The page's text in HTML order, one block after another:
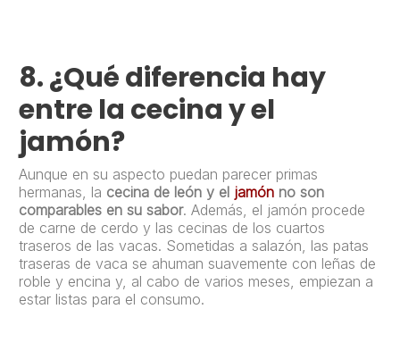
8. ¿Qué diferencia hay
entre la cecina y el
jamón?
Aunque en su aspecto puedan parecer primas
hermanas, la cecina de león y el jamón no son
comparables en su sabor. Además, el jamón procede
de carne de cerdo y las cecinas de los cuartos
traseros de las vacas. Sometidas a salazón, las patas
traseras de vaca se ahuman suavemente con leñas de
roble y encina y, al cabo de varios meses, empiezan a
estar listas para el consumo.